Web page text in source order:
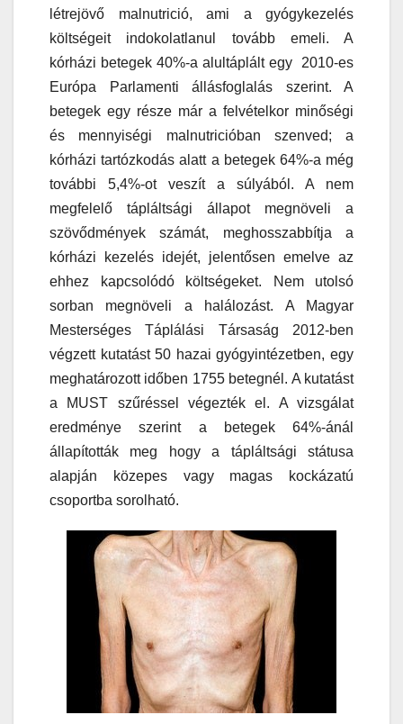
létrejövő malnutrició, ami a gyógykezelés
költségeit indokolatlanul tovább emeli. A
kórházi betegek 40%-a alultáplált egy 2010-es
Európa Parlamenti állásfoglalás szerint. A
betegek egy része már a felvételkor minőségi
és mennyiségi malnutricióban szenved; a
kórházi tartózkodás alatt a betegek 64%-a még
további 5,4%-ot veszít a súlyából. A nem
megfelelő tápláltsági állapot megnöveli a
szövődmények számát, meghosszabbítja a
kórházi kezelés idejét, jelentősen emelve az
ehhez kapcsolódó költségeket. Nem utolsó
sorban megnöveli a halálozást. A Magyar
Mesterséges Táplálási Társaság 2012-ben
végzett kutatást 50 hazai gyógyintézetben, egy
meghatározott időben 1755 betegnél. A kutatást
a MUST szűréssel végezték el. A vizsgálat
eredménye szerint a betegek 64%-ánál
állapították meg hogy a tápláltsági státusa
alapján közepes vagy magas kockázatú
csoportba sorolható.